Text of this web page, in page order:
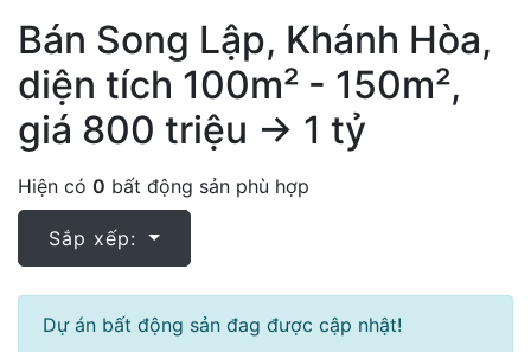
Bán Song Lập, Khánh Hòa,
diện tích 100m² - 150m²,
giá 800 triệu → 1 tỷ
Hiện có 0 bất động sản phù hợp
Sắp xếp:
Dự án bất động sản đag được cập nhật!